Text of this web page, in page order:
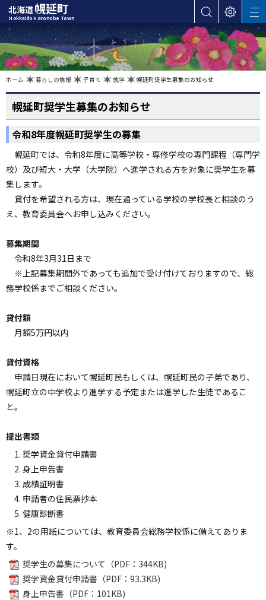
本
文
へ
カ
テ
ゴ
リ
・
ュ
ー
へ
ビ
ー
ン
メ
ー
北海道幌延町
Hokkaido Horonobe Town
表
示
設
定
サ
イ
ト
内
検
索
M
E
N
U
在
置
ホーム 暮らしの情報 子育て 就学 幌延町奨学生募集のお知らせ
幌延町奨学生募集のお知らせ
令和8年度幌延町奨学生の募集
幌延町では、令和8年度に高等学校・専修学校の専門課程（専門学
校）及び短大・大学（大学院）へ進学される方を対象に奨学生を募
集します。
貸付を希望される方は、現在通っている学校の学校長と相談のう
え、教育委員会へお申し込みください。
募集期間
令和8年3月31日まで
※上記募集期間外であっても追加で受け付けておりますので、総
務学校係までご相談ください。
貸付額
月額5万円以内
貸付資格
申請日現在において幌延町民もしくは、幌延町民の子弟であり、
幌延町立の中学校より進学する予定または進学した生徒であるこ
と。
提出書類
奨学資金貸付申請書
身上申告書
成績証明書
申請者の住民票抄本
健康診断書
※1、2の用紙については、教育委員会総務学校係に備えてありま
す。
奨学生の募集について（PDF：344KB)
奨学資金貸付申請書（PDF：93.3KB)
身上申告書（PDF：101KB)